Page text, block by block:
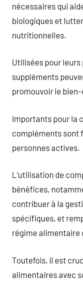
nécessaires qui
biologiques et
nutritionnelles.
Utilisées pour
suppléments
promouvoir le
Importants pour la
compléments sont
personnes actives.
L’utilisation de
bénéfices,
contribuer à la
spécifiques, et
régime alimentaire
Toutefois, il est
alimentaires avec